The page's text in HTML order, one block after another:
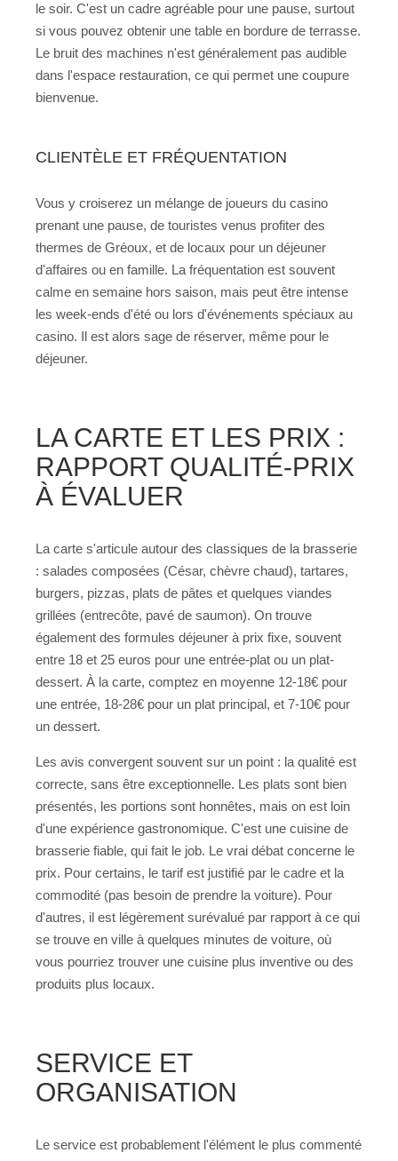
le soir. C'est un cadre agréable pour une pause, surtout
si vous pouvez obtenir une table en bordure de terrasse.
Le bruit des machines n'est généralement pas audible
dans l'espace restauration, ce qui permet une coupure
bienvenue.
CLIENTÈLE ET FRÉQUENTATION
Vous y croiserez un mélange de joueurs du casino
prenant une pause, de touristes venus profiter des
thermes de Gréoux, et de locaux pour un déjeuner
d'affaires ou en famille. La fréquentation est souvent
calme en semaine hors saison, mais peut être intense
les week-ends d'été ou lors d'événements spéciaux au
casino. Il est alors sage de réserver, même pour le
déjeuner.
LA CARTE ET LES PRIX :
RAPPORT QUALITÉ-PRIX
À ÉVALUER
La carte s'articule autour des classiques de la brasserie
: salades composées (César, chèvre chaud), tartares,
burgers, pizzas, plats de pâtes et quelques viandes
grillées (entrecôte, pavé de saumon). On trouve
également des formules déjeuner à prix fixe, souvent
entre 18 et 25 euros pour une entrée-plat ou un plat-
dessert. À la carte, comptez en moyenne 12-18€ pour
une entrée, 18-28€ pour un plat principal, et 7-10€ pour
un dessert.
Les avis convergent souvent sur un point : la qualité est
correcte, sans être exceptionnelle. Les plats sont bien
présentés, les portions sont honnêtes, mais on est loin
d'une expérience gastronomique. C'est une cuisine de
brasserie fiable, qui fait le job. Le vrai débat concerne le
prix. Pour certains, le tarif est justifié par le cadre et la
commodité (pas besoin de prendre la voiture). Pour
d'autres, il est légèrement surévalué par rapport à ce qui
se trouve en ville à quelques minutes de voiture, où
vous pourriez trouver une cuisine plus inventive ou des
produits plus locaux.
SERVICE ET
ORGANISATION
Le service est probablement l'élément le plus commenté